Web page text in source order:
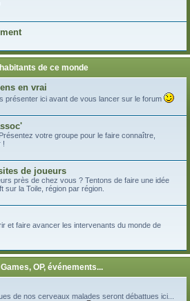
de ce monde
en vrai
présenter ici avant de vous lancer sur le forum
votre groupe pour le faire connaître,
!
de joueurs
près de chez vous ? Tentons de faire une idée
sur la Toile, région par région.
et faire avancer les intervenants du monde de
OP, événements...
de nos cerveaux malades seront débattues ici...